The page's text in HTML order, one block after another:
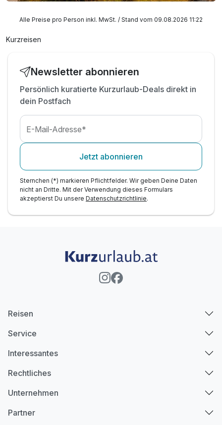
Alle Preise pro Person inkl. MwSt. / Stand vom 09.08.2026 11:22
Kurzreisen
Newsletter abonnieren
Persönlich kuratierte Kurzurlaub-Deals direkt in
dein Postfach
E-Mail-Adresse*
Jetzt abonnieren
Sternchen (*) markieren Pflichtfelder. Wir geben Deine Daten
nicht an Dritte. Mit der Verwendung dieses Formulars
akzeptierst Du unsere Datenschutzrichtlinie.
Reisen
Service
Interessantes
Rechtliches
Unternehmen
Partner